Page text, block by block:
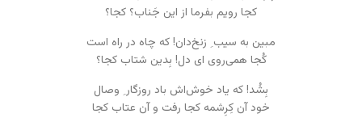
کجا رویم بفرما از این جَناب؟ کجا؟
مبین به سیب ِ زنخ‌دان! که چاه در راه است
کُجا همی‌روی ای دل! بِدین شتاب کجا؟
بِشُد! که یاد خوش‌اش باد روزگار ِ وصال
خود آن کِرِشمه کجا رفت و آن عتاب کجا